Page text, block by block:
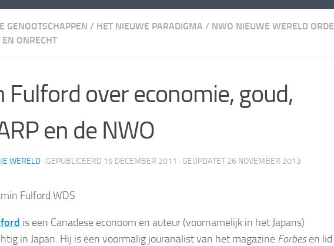
GENOOTSCHAPPEN / HET NIEUWE PARADIGMA / NWO NIEUWE WERELD ORDE
EN ONRECHT
Fulford over economie, goud,
en de NWO
WERELD · GEPUBLICEERD 19 DECEMBER 2011 · GEÜPDATET 26 NOVEMBER 2013
is een Canadese econoom en auteur (voornamelijk in het Japans)
in Japan. Hij is een voormalig jouranalist van het magazine Forbesen lid